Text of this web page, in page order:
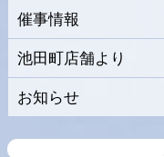
催事情報
池田町店舗より
お知らせ